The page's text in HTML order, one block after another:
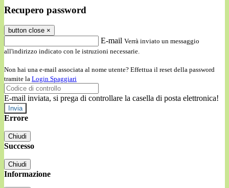
Recupero password
button close ×
E-mail Verrà inviato un messaggio
all'indirizzo indicato con le istruzioni necessarie.
Non hai una e-mail associata al nome utente? Effettua il reset della password
tramite la Login Spaggiari
E-mail inviata, si prega di controllare la casella di posta elettronica!
Errore
Chiudi
Successo
Chiudi
Informazione